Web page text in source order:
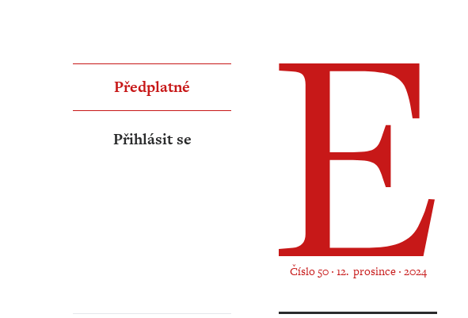
Číslo 50 ‧ 12. prosince ‧ 2024
Předplatné
Přihlásit se